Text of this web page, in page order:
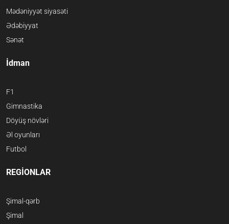
Mədəniyyət siyasəti
Ədəbiyyat
Sənət
İdman
F1
Gimnastika
Döyüş növləri
Əl oyunları
Futbol
REGİONLAR
Şimal-qərb
Şimal